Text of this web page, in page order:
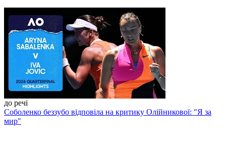
до речі
Соболенко беззубо відповіла на критику Олійникової: "Я за
мир"